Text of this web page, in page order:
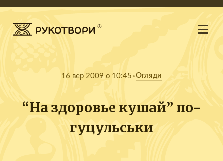
16 вер 2009 о 10:45 Огляди
“На здоровье кушай” по-
гуцульськи